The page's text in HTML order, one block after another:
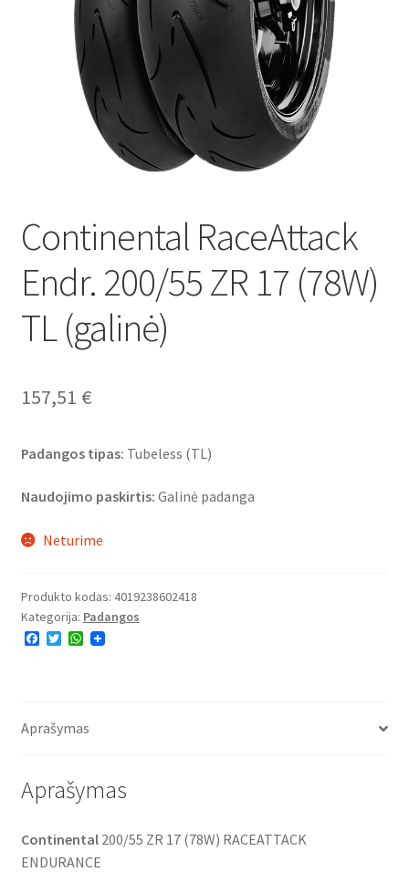
Continental RaceAttack
Endr. 200/55 ZR 17 (78W)
TL (galinė)
157,51 €
Padangos tipas: Tubeless (TL)
Naudojimo paskirtis: Galinė padanga
Neturime
Produkto kodas: 4019238602418
Kategorija: Padangos
F
o
T
r
W
p
Aprašymas
Aprašymas
Continental200/55 ZR 17 (78W) RACEATTACK
ENDURANCE